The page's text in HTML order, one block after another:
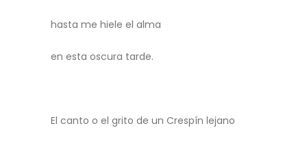
hasta me hiele el alma
en esta oscura tarde.
El canto o el grito de un Crespín lejano